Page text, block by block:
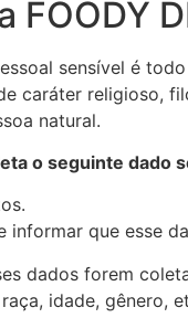
FOODY
sensível é
caráter religioso,
natural.
o seguinte dado
informar que esse
dados forem
idade, gênero,